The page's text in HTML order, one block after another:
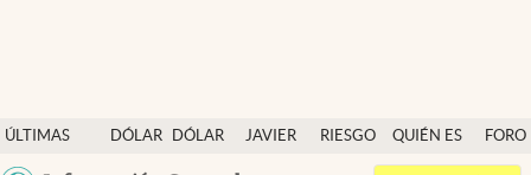
ÚLTIMAS
NOTICIAS
DÓLAR
DÓLAR
JAVIER
RIESGO
QUIÉN ES
QUIÉN
FORO
Dólar